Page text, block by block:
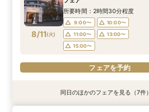
8/11(火)
所要時間：2時間30分程度
9:00〜
10:00〜
11:00〜
13:00〜
15:00〜
フェアを予約
同日のほかのフェアを見る（7件）